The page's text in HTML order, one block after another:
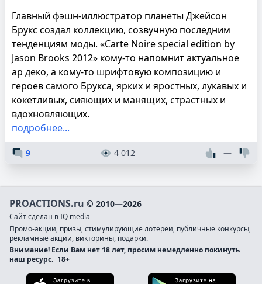
Главный фэшн-иллюстратор планеты Джейсон
Брукс создал коллекцию, созвучную последним
тенденциям моды. «Сarte Noire special edition by
Jason Brooks 2012» кому-то напомнит актуальное
ар деко, а кому-то шрифтовую композицию и
героев самого Брукса, ярких и яростных, лукавых и
кокетливых, сияющих и манящих, страстных и
вдохновляющих.
подробнее...
9 4 012 —
PROACTIONS.ru © 2010—2026
Сайт сделан в IQ media
Промо-акции, призы, стимулирующие лотереи, публичные конкурсы,
рекламные акции, викторины, подарки.
Внимание! Если Вам нет 18 лет, просим немедленно покинуть
наш ресурс. 18+
Загрузите в App Store